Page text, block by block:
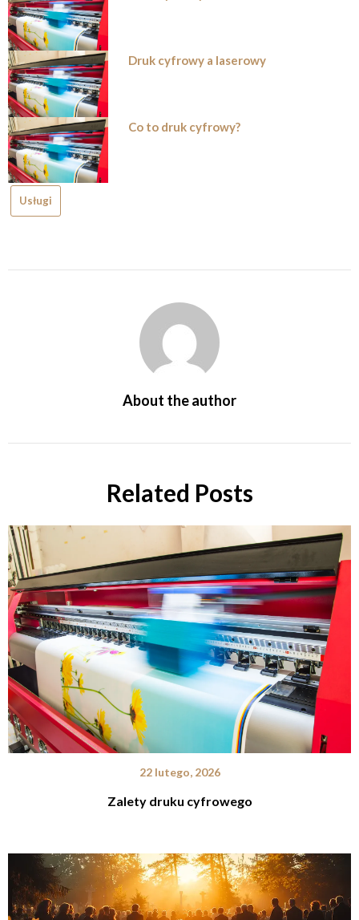
Druk cyfrowy a laserowy
Co to druk cyfrowy?
Usługi
About the author
Related Posts
22 lutego, 2026
Zalety druku cyfrowego